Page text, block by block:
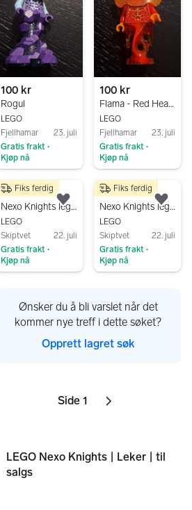
100 kr
Rogul
LEGO
Fjellhamar
23. juli
Gratis frakt •
Kjøp nå
100 kr
Flama - Red Head and Torso
LEGO
Fjellhamar
23. juli
Gratis frakt •
Kjøp nå
75 kr
Nexo Knights lego 70365
LEGO
Skiptvet
22. juli
Gratis frakt •
Kjøp nå
Fiks ferdig
Legg til som favoritt.
500 kr
Nexo Knights lego 70316
LEGO
Skiptvet
22. juli
Gratis frakt •
Kjøp nå
Fiks ferdig
Ønsker du å bli varslet når det
kommer nye treff i dette søket?
Opprett lagret søk
Sider
Side 1 Neste side
ikon
LEGO Nexo Knights | Leker | til
salgs